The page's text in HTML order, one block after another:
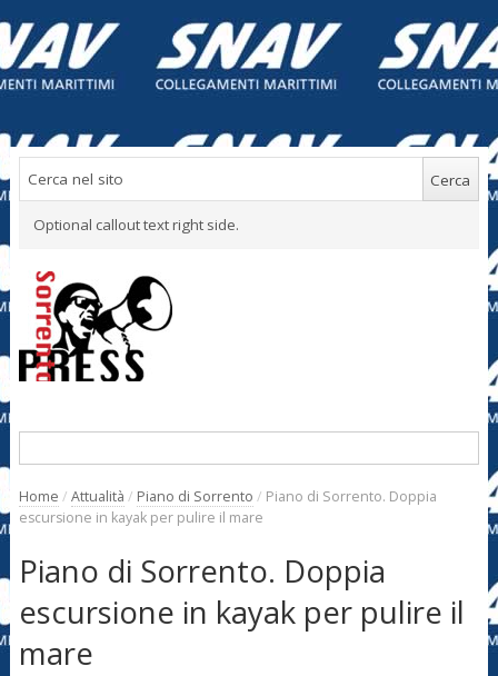
Optional callout text right side.
Home / Attualità / Piano di Sorrento / Piano di Sorrento. Doppia
escursione in kayak per pulire il mare
Piano di Sorrento. Doppia
escursione in kayak per pulire il
mare